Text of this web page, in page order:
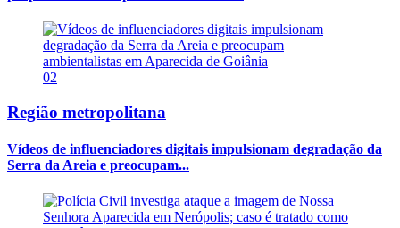
02
Região metropolitana
Vídeos de influenciadores digitais impulsionam degradação da
Serra da Areia e preocupam...